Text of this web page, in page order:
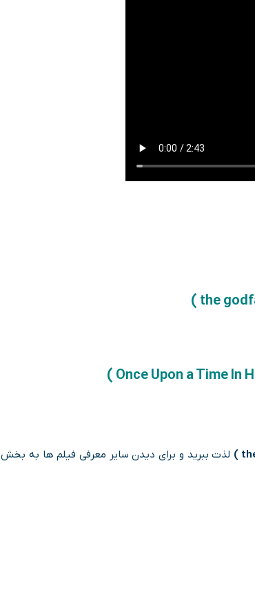
لذت ببرید و برای دیدن سایر معرفی فیلم ها به بخش